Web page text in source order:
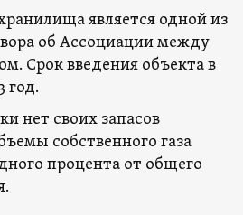
является одной из
об Ассоциации между
Срок введения объекта в
год.
нет своих запасов
собственного газа
процента от общего